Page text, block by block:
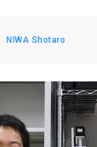
NIWA Shotaro